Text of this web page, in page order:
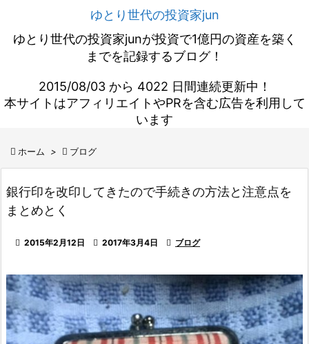
ゆとり世代の投資家jun
ゆとり世代の投資家junが投資で1億円の資産を築く
までを記録するブログ！
2015/08/03 から 4022 日間連続更新中！
本サイトはアフィリエイトやPRを含む広告を利用して
います
 ホーム >  ブログ
銀行印を改印してきたので手続きの方法と注意点を
まとめとく
 2015年2月12日  2017年3月4日  ブログ